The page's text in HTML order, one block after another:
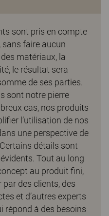
sont pris en compte
sans faire aucun
matériaux, la
le résultat sera
de ses parties.
sont notre pierre
cas, nos produits
l’utilisation de nos
une perspective de
détails sont
Tout au long
au produit fini,
des clients, des
et d’autres experts
répond à des besoins